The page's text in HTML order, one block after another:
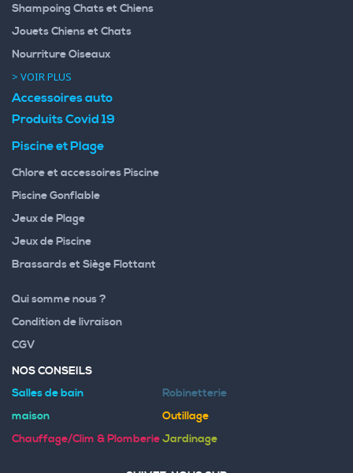
Shampoing Chats et Chiens
Jouets Chiens et Chats
Nourriture Oiseaux
> VOIR PLUS
Accessoires auto
Produits Covid 19
Piscine et Plage
Chlore et accessoires Piscine
Piscine Gonflable
Jeux de Plage
Jeux de Piscine
Brassards et Siège Flottant
Qui somme nous ?
Condition de livraison
CGV
NOS CONSEILS
Salles de bain
Robinetterie
maison
Outillage
Chauffage/Clim & PlomberieJardinage